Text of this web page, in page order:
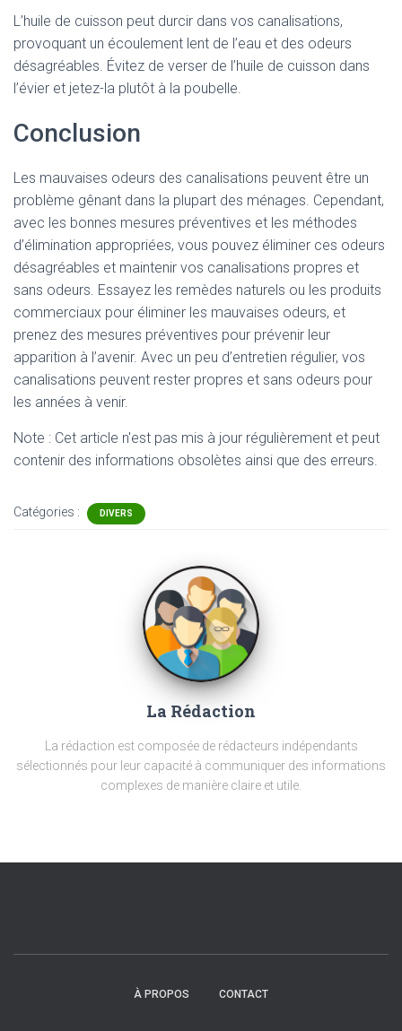
L’huile de cuisson peut durcir dans vos canalisations,
provoquant un écoulement lent de l’eau et des odeurs
désagréables. Évitez de verser de l’huile de cuisson dans
l’évier et jetez-la plutôt à la poubelle.
Conclusion
Les mauvaises odeurs des canalisations peuvent être un
problème gênant dans la plupart des ménages. Cependant,
avec les bonnes mesures préventives et les méthodes
d’élimination appropriées, vous pouvez éliminer ces odeurs
désagréables et maintenir vos canalisations propres et
sans odeurs. Essayez les remèdes naturels ou les produits
commerciaux pour éliminer les mauvaises odeurs, et
prenez des mesures préventives pour prévenir leur
apparition à l’avenir. Avec un peu d’entretien régulier, vos
canalisations peuvent rester propres et sans odeurs pour
les années à venir.
Note : Cet article n'est pas mis à jour régulièrement et peut
contenir des informations obsolètes ainsi que des erreurs.
Catégories : DIVERS
La Rédaction
La rédaction est composée de rédacteurs indépendants
sélectionnés pour leur capacité à communiquer des informations
complexes de manière claire et utile.
À PROPOS CONTACT